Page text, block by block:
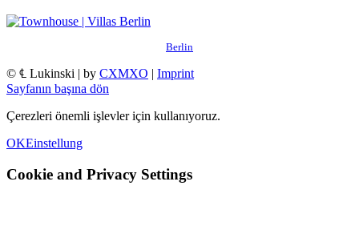
Berlin
© ℄ Lukinski | by CXMXO | Imprint
Sayfanın başına dön
Çerezleri önemli işlevler için kullanıyoruz.
OKEinstellung
Cookie and Privacy Settings